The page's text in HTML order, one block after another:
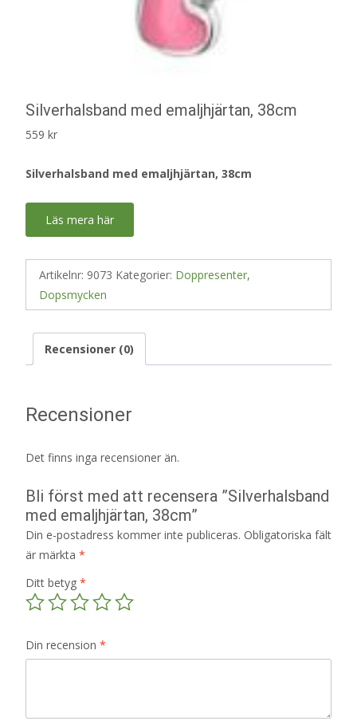
Silverhalsband med emaljhjärtan, 38cm
559 kr
Silverhalsband med emaljhjärtan, 38cm
Läs mera här
Artikelnr: 9073 Kategorier: Doppresenter,
Dopsmycken
Recensioner (0)
Recensioner
Det finns inga recensioner än.
Bli först med att recensera ”Silverhalsband
med emaljhjärtan, 38cm”
Din e-postadress kommer inte publiceras. Obligatoriska fält
är märkta *
Ditt betyg *
Din recension *